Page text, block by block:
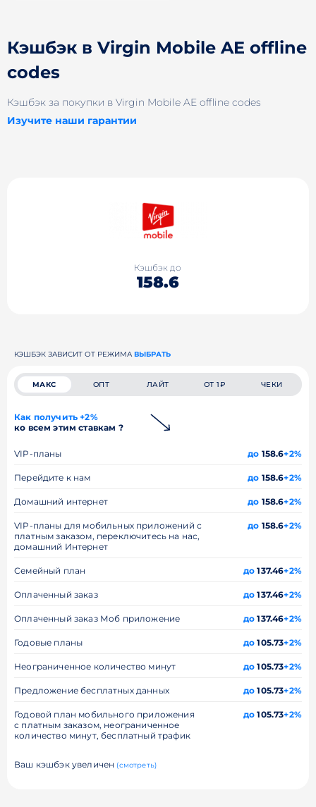
Кэшбэк в Virgin Mobile AE offline
codes
Кэшбэк за покупки в Virgin Mobile AE offline codes
Изучите наши гарантии
Кэшбэк до
158.6
КЭШБЭК ЗАВИСИТ ОТ РЕЖИМА ВЫБРАТЬ
МАКС ОПТ ЛАЙТ ОТ 1₽ ЧЕКИ
Как получить +2%
ко всем этим ставкам ?
VIP-планы до 158.6+2%
Перейдите к нам до 158.6+2%
Домашний интернет до 158.6+2%
VIP-планы для мобильных приложений с
платным заказом, переключитесь на нас,
домашний Интернет
до 158.6+2%
Семейный план до 137.46+2%
Оплаченный заказ до 137.46+2%
Оплаченный заказ Моб приложение до 137.46+2%
Годовые планы до 105.73+2%
Неограниченное количество минут до 105.73+2%
Предложение бесплатных данных до 105.73+2%
Годовой план мобильного приложения
с платным заказом, неограниченное
количество минут, бесплатный трафик
до 105.73+2%
Ваш кэшбэк увеличен (смотреть)